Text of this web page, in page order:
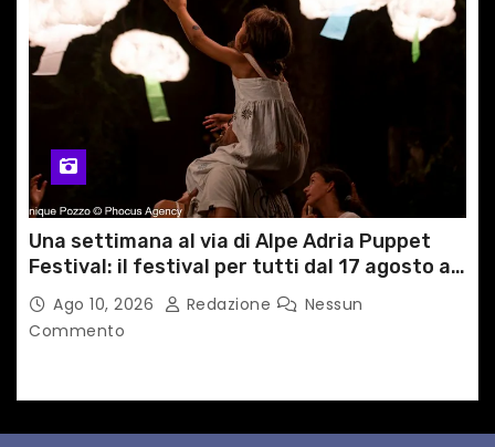
Una settimana al via di Alpe Adria Puppet
Festival: il festival per tutti dal 17 agosto a
GRADO
Ago 10, 2026 Redazione
Nessun
Commento